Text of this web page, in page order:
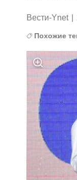
Вести-Ynet
Похожие